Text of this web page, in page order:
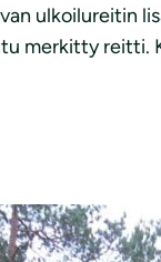
ulkoilureitin
merkitty